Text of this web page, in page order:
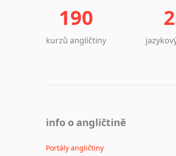
190
kurzů angličtiny
info o angličtině
Portály angličtiny